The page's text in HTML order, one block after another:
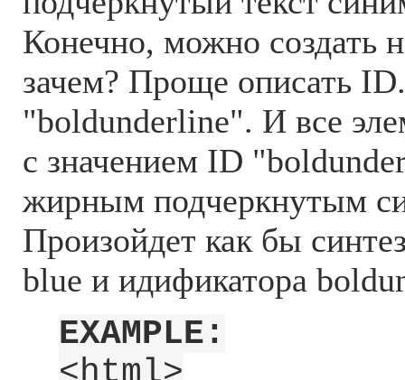
Конечно, можно создать
зачем? Проще описать
"boldunderline". И все
с значением ID
жирным подчеркнутым
Произойдет как бы
blue и идификатора
EXAMPLE:
<html>